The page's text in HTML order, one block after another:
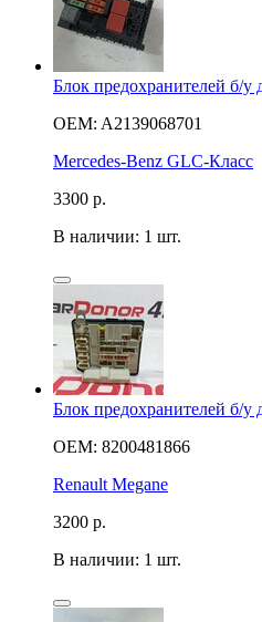
Блок предохранителей б/у
OEM: A2139068701
Mercedes-Benz GLC-Класс
3300 р.
В наличии: 1 шт.
Блок предохранителей б/у
OEM: 8200481866
Renault Megane
3200 р.
В наличии: 1 шт.